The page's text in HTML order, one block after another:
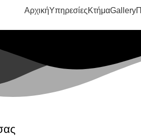
ΑρχικήΥπηρεσίεςΚτήμαGallery